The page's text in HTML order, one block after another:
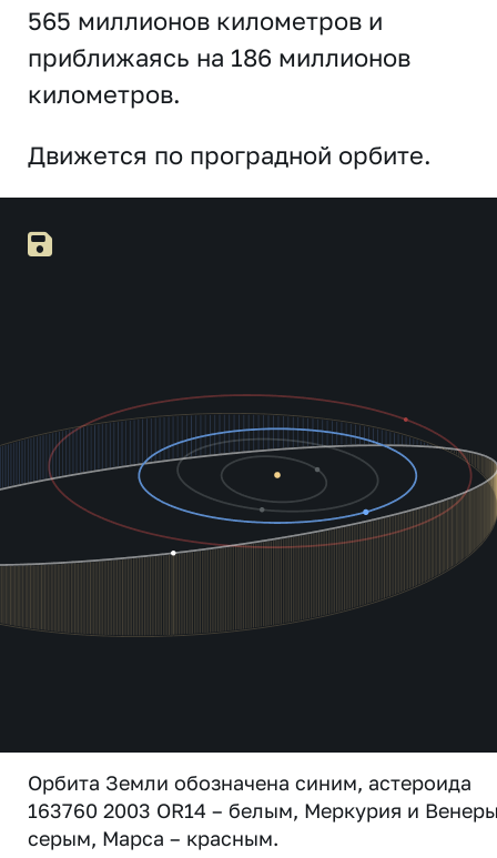
565 миллионов километров и
приближаясь на 186 миллионов
километров.
Движется по проградной орбите.
Орбита Земли обозначена синим, астероида
163760 2003 OR14 – белым, Меркурия и
серым, Марса – красным.